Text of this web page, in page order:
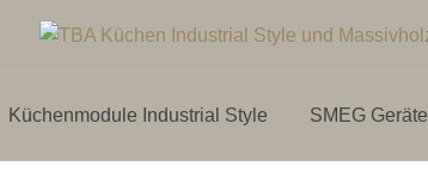
Küchenmodule Industrial Style SMEG Geräte